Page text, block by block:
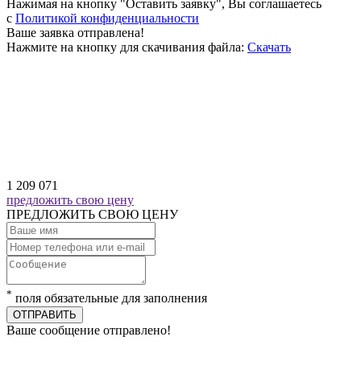
Нажимая на кнопку "Оставить заявку", Вы соглашаетесь
c Политикой конфиденциальности
Ваше заявка отправлена!
Нажмите на кнопку для скачивания файла: Скачать
1 209 071
предложить свою цену
ПРЕДЛОЖИТЬ СВОЮ ЦЕНУ
* поля обязательные для заполнения
ОТПРАВИТЬ
Ваше сообщение отправлено!